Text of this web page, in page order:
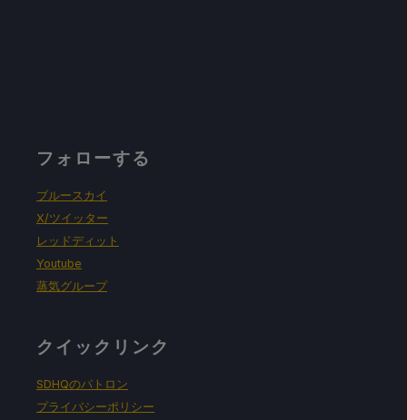
フォローする
ブルースカイ
X/ツイッター
レッドディット
Youtube
蒸気グループ
クイックリンク
SDHQのパトロン
プライバシーポリシー